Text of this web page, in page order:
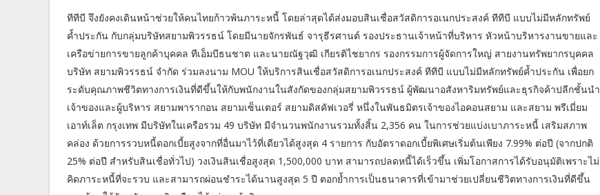
ทีทีบี จึงยังคงเดินหน้าช่วยให้คนไทยก้าวพ้นภาระหนี้ โดยล่าสุดได้ส่งมอบสินเชื่อสวัสดิการอเนกประสงค์ ทีทีบี แบบไม่มีหลักทรัพย์
ค้ำประกัน กับกลุ่มบริษัทสยามพิวรรธน์ โดยมีนายจักรพันธ์ จารุธีรศานต์ รองประธานเจ้าหน้าที่บริหาร หัวหน้าบริหารงานขายและ
เครือข่ายการขายลูกค้าบุคคล ทีเอ็มบีธนชาต และนายณัฐวุฒิ เกียรติไชยากร รองกรรมการผู้จัดการใหญ่ สายงานทรัพยากรบุคคล
บริษัท สยามพิวรรธน์ จำกัด ร่วมลงนาม MOU ให้บริการสินเชื่อสวัสดิการอเนกประสงค์ ทีทีบี แบบไม่มีหลักทรัพย์ค้ำประกัน เพื่อยก
ระดับคุณภาพชีวิตทางการเงินที่ดีขึ้นให้กับพนักงานในสังกัดของกลุ่มสยามพิวรรธน์ ผู้พัฒนาอสังหาริมทรัพย์และธุรกิจค้าปลีกชั้นนำ
เจ้าของและผู้บริหาร สยามพารากอน สยามเซ็นเตอร์ สยามดิสคัฟเวอรี่ หนึ่งในพันธมิตรเจ้าของไอคอนสยาม และสยาม พรีเมี่ยม
เอาท์เล็ต กรุงเทพ มีบริษัทในเครือรวม 49 บริษัท มีจำนวนพนักงานรวมทั้งสิ้น 2,356 คน ในการช่วยแบ่งเบาภาระหนี้ เสริมสภาพ
คล่อง ด้วยการรวบหนี้ดอกเบี้ยสูงจากที่อื่นมาไว้ที่เดียวได้สูงสุด 4 รายการ กับอัตราดอกเบี้ยพิเศษเริ่มต้นเพียง 7.99% ต่อปี (จากปกติ
25% ต่อปี สำหรับสินเชื่อทั่วไป) วงเงินสินเชื่อสูงสุด 1,500,000 บาท สามารถปลดหนี้ได้เร็วขึ้น เพิ่มโอกาสการได้รับอนุมัติเพราะไม่
คิดภาระหนี้ที่จะรวบ และสามารถผ่อนชำระได้นานสูงสุด 5 ปี ตอกย้ำการเป็นธนาคารที่เข้ามาช่วยเปลี่ยนชีวิตทางการเงินที่ดีขึ้น